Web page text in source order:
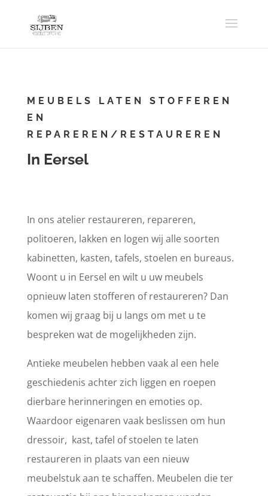
MEUBELS LATEN STOFFEREN
EN
REPAREREN/RESTAUREREN
In Eersel
In ons atelier restaureren, repareren,
politoeren, lakken en logen wij alle soorten
kabinetten, kasten, tafels, stoelen en bureaus.
Woont u in Eersel en wilt u uw meubels
opnieuw laten stofferen of restaureren? Dan
komen wij graag bij u langs om met u te
bespreken wat de mogelijkheden zijn.
Antieke meubelen hebben vaak al een hele
geschiedenis achter zich liggen en roepen
dierbare herinneringen en emoties op.
Waardoor eigenaren vaak beslissen om hun
dressoir, kast, tafel of stoelen te laten
restaureren in plaats van een nieuw
meubelstuk aan te schaffen. Meubelen die ter